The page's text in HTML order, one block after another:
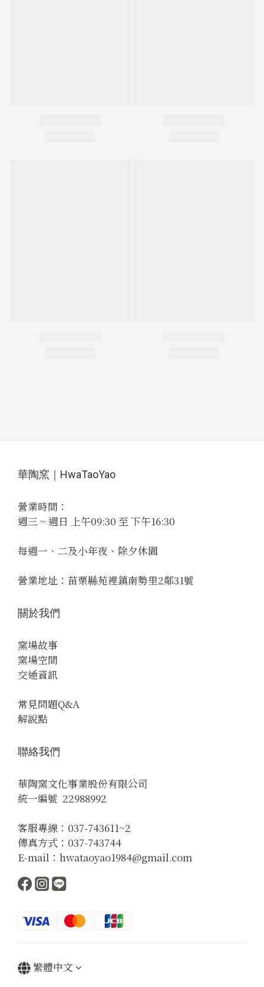
華陶窯｜HwaTaoYao
營業時間：
週三 ~ 週日 上午09:30 至 下午16:30
每週一、二及小年夜、除夕休園
營業地址：苗栗縣苑裡鎮南勢里2鄰31號
關於我們
窯場故事
窯場空間
交通資訊
常見問題Q&A
解說點
聯絡我們
華陶窯文化事業股份有限公司
統一編號 22988992
客服專線：037-743611~2
傳真方式：037-743744
E-mail：hwataoyao1984@gmail.com
繁體中文